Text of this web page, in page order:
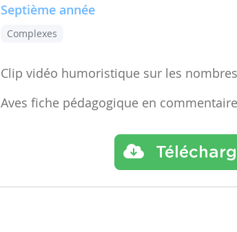
Septième année
Complexes
Clip vidéo humoristique sur les
Aves fiche pédagogique en